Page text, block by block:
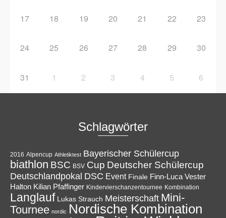
17 18 19 20 21 22 23
24 25 26 27 28 29 30
31 1 2 3 4 5 6
Schlagwörter
2016 Alpencup Athletiktest Bayerischer Schülercup
biathlon BSC BSV Cup Deutscher Schülercup
Deutschlandpokal DSC Event Finale Finn-Luca Vester
Halton Kilian Pfaffinger Kindervierschanzentournee Kombination
Langlauf Lukas Strauch Meisterschaft Mini-
Tournee nordic Nordische Kombination